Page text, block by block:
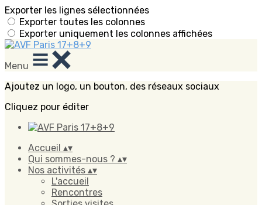
Exporter les lignes sélectionnées
Exporter toutes les colonnes
Exporter uniquement les colonnes affichées
Menu
Ajoutez un logo, un bouton, des réseaux sociaux
Cliquez pour éditer
Accueil ▴▾
Qui sommes-nous ? ▴▾
Nos activités ▴▾
L'accueil
Rencontres